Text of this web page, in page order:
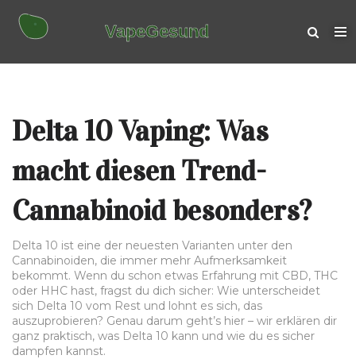
Delta 10 Vaping: Was
macht diesen Trend-
Cannabinoid besonders?
Delta 10 ist eine der neuesten Varianten unter den
Cannabinoiden, die immer mehr Aufmerksamkeit
bekommt. Wenn du schon etwas Erfahrung mit CBD, THC
oder HHC hast, fragst du dich sicher: Wie unterscheidet
sich Delta 10 vom Rest und lohnt es sich, das
auszuprobieren? Genau darum geht’s hier – wir erklären dir
ganz praktisch, was Delta 10 kann und wie du es sicher
dampfen kannst.